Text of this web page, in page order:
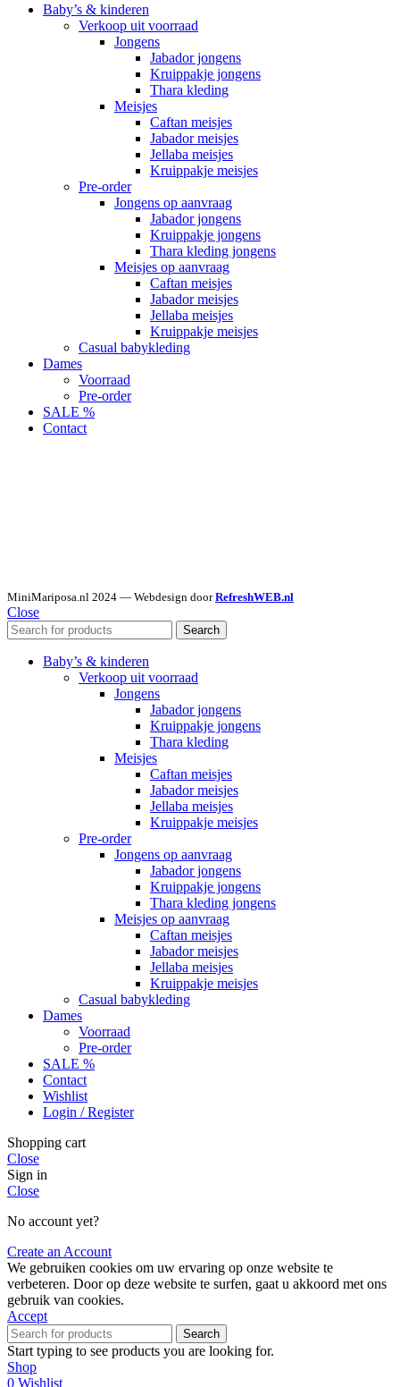
Baby’s & kinderen
Verkoop uit voorraad
Jongens
Jabador jongens
Kruippakje jongens
Thara kleding
Meisjes
Caftan meisjes
Jabador meisjes
Jellaba meisjes
Kruippakje meisjes
Pre-order
Jongens op aanvraag
Jabador jongens
Kruippakje jongens
Thara kleding jongens
Meisjes op aanvraag
Caftan meisjes
Jabador meisjes
Jellaba meisjes
Kruippakje meisjes
Casual babykleding
Dames
Voorraad
Pre-order
SALE %
Contact
MiniMariposa.nl 2024 — Webdesign doorRefreshWEB.nl
Close
Search
Baby’s & kinderen
Verkoop uit voorraad
Jongens
Jabador jongens
Kruippakje jongens
Thara kleding
Meisjes
Caftan meisjes
Jabador meisjes
Jellaba meisjes
Kruippakje meisjes
Pre-order
Jongens op aanvraag
Jabador jongens
Kruippakje jongens
Thara kleding jongens
Meisjes op aanvraag
Caftan meisjes
Jabador meisjes
Jellaba meisjes
Kruippakje meisjes
Casual babykleding
Dames
Voorraad
Pre-order
SALE %
Contact
Wishlist
Login / Register
Shopping cart
Close
Sign in
Close
No account yet?
Create an Account
We gebruiken cookies om uw ervaring op onze website te
verbeteren. Door op deze website te surfen, gaat u akkoord met ons
gebruik van cookies.
Accept
Search
Start typing to see products you are looking for.
Shop
0 Wishlist